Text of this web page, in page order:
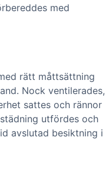
med
rätt måttsättning
Nock ventilerades,
sattes och rännor
utfördes och
avslutad besiktning i